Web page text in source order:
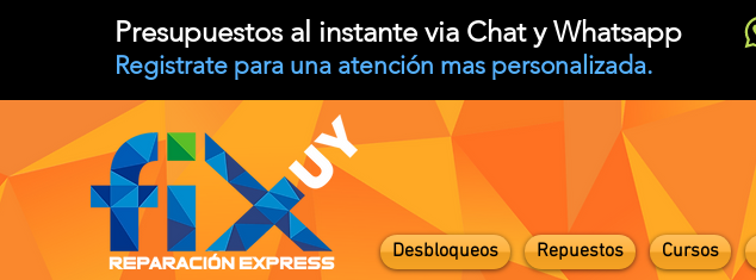
Presupuestos al instante via Chat y Whatsapp
Registrate para una atención mas personalizada.
Desbloqueos Repuestos Cursos